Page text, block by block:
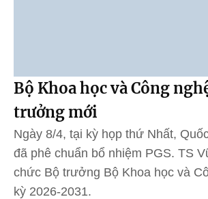
Bộ Khoa học và Công
trưởng mới
Ngày 8/4, tại kỳ họp thứ Nhất,
đã phê chuẩn bổ nhiệm PGS. TS
chức Bộ trưởng Bộ Khoa học và
kỳ 2026-2031.